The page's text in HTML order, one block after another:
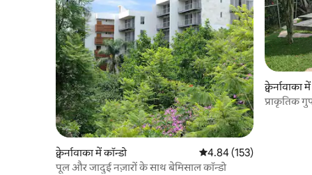
क्वेर्नावाका में कॉन्डो औसत रेटिंग 5 में से 4.84, 153
4.84 (153)
पूल और जादुई नज़ारों के साथ बेमिसाल कॉन्डो
क्वेर्नावाका
प्राकृतिक